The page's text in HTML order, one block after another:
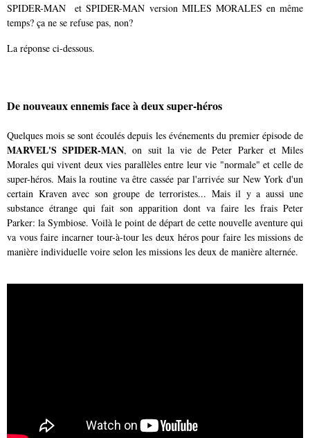
SPIDER-MAN et SPIDER-MAN version MILES MORALES en même
temps? ça ne se refuse pas, non?
La réponse ci-dessous.
De nouveaux ennemis face à deux super-héros
Quelques mois se sont écoulés depuis les événements du premier épisode de
MARVEL'S SPIDER-MAN, on suit la vie de Peter Parker et Miles
Morales qui vivent deux vies parallèles entre leur vie "normale" et celle de
super-héros. Mais la routine va être cassée par l'arrivée sur New York d'un
certain Kraven avec son groupe de terroristes... Mais il y a aussi une
substance étrange qui fait son apparition dont va faire les frais Peter
Parker: la Symbiose. Voilà le point de départ de cette nouvelle aventure qui
va vous faire incarner tour-à-tour les deux héros pour faire les missions de
manière individuelle voire selon les missions les deux de manière alternée.